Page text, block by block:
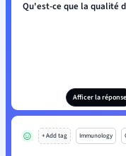
Qu'est-ce que la qualité
Afficer la réponse
+ Add tag Immunology